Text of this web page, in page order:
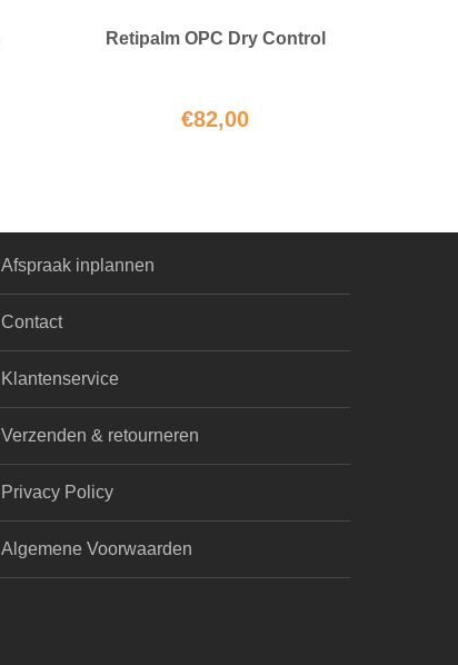
Retipalm OPC Dry Control
€82,00
Afspraak inplannen
Contact
Klantenservice
Verzenden & retourneren
Privacy Policy
Algemene Voorwaarden